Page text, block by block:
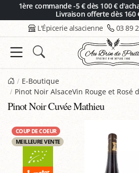
1ère commande -5 € dès 100 €
Livraison offerte dès 160
L'Épicerie alsacienne 03 89
E-Boutique
Pinot Noir AlsaceVin Rouge et Rosé
Pinot Noir Cuvée Mathieu
COUP DE COEUR
MEILLEURE VENTE
Panneau de gestion des cookies